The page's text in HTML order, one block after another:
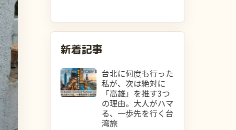
新着記事
台北に何度も行った
私が、次は絶対に
「高雄」を推す3つ
の理由。大人がハマ
る、一歩先を行く台
湾旅